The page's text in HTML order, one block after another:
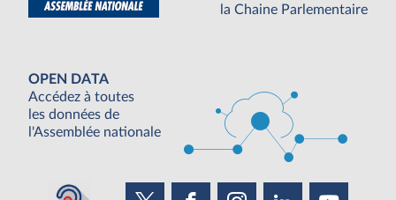
la Chaine Parlementaire
OPEN DATA
Accédez à toutes
les données de
l'Assemblée nationale